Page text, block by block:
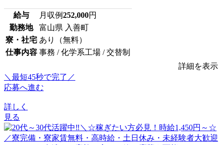
給与 月収例252,000円
勤務地
富山県 入善町
寮・社宅 あり（無料）
仕事内容 事務 / 化学系工場 / 交替制
詳細を表示
＼最短45秒で完了／
応募へ進む
詳しく
見る